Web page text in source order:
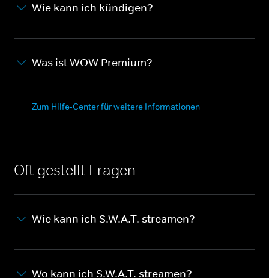
Wie kann ich kündigen?
Was ist WOW Premium?
Zum Hilfe-Center für weitere Informationen
Oft gestellt Fragen
Wie kann ich S.W.A.T. streamen?
Wo kann ich S.W.A.T. streamen?